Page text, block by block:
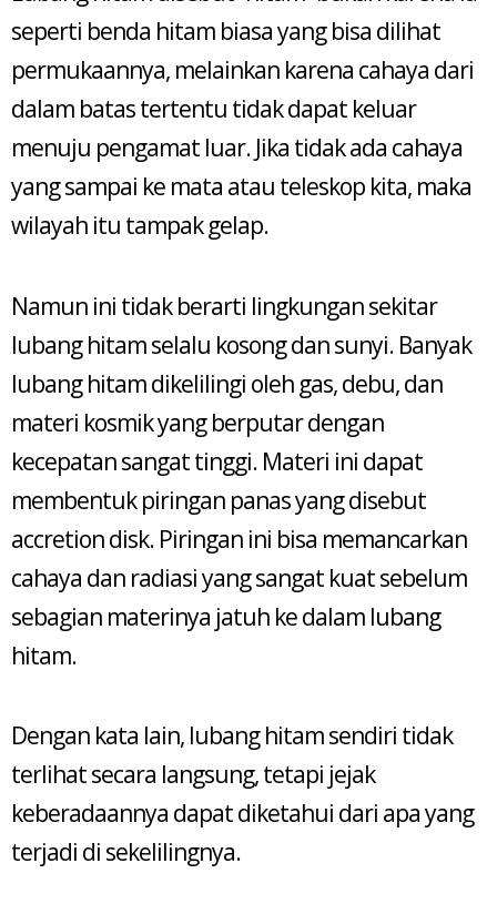
seperti benda hitam biasa yang bisa dilihat
permukaannya, melainkan karena cahaya dari
dalam batas tertentu tidak dapat keluar
menuju pengamat luar. Jika tidak ada cahaya
yang sampai ke mata atau teleskop kita, maka
wilayah itu tampak gelap.
Namun ini tidak berarti lingkungan sekitar
lubang hitam selalu kosong dan sunyi. Banyak
lubang hitam dikelilingi oleh gas, debu, dan
materi kosmik yang berputar dengan
kecepatan sangat tinggi. Materi ini dapat
membentuk piringan panas yang disebut
accretion disk. Piringan ini bisa memancarkan
cahaya dan radiasi yang sangat kuat sebelum
sebagian materinya jatuh ke dalam lubang
hitam.
Dengan kata lain, lubang hitam sendiri tidak
terlihat secara langsung, tetapi jejak
keberadaannya dapat diketahui dari apa yang
terjadi di sekelilingnya.